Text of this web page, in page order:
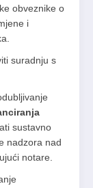
obveznike o
i
suradnju s
sustavno
nadzora nad
notare.